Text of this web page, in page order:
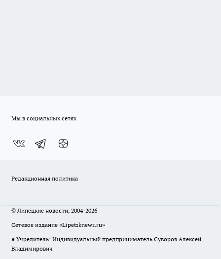
Мы в социальных сетях
Редакционная политика
© Липецкие новости, 2004-2026
Сетевое издание «Lipetsknews.ru»
● Учредитель: Индивидуальный предприниматель Суворов Алексей
Владимирович